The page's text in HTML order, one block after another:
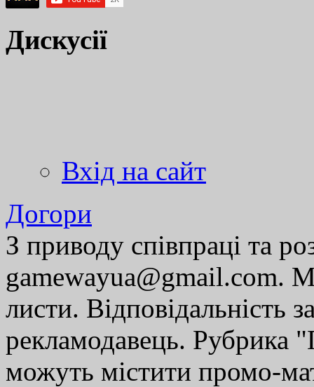
Дискусії
Вхід на сайт
Догори
З приводу співпраці та
gamewayua@gmail.com.
листи. Відповідальність
рекламодавець. Рубрика
можуть містити промо-